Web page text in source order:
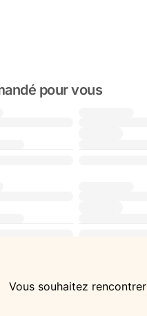
pour vous
Vous souhaitez